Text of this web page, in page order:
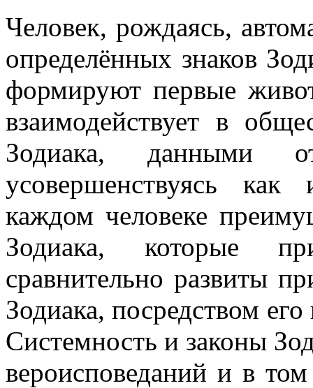
Человек, рождаясь,
определённых знаков
формируют первые
взаимодействует в
Зодиака, данными
усовершенствуясь
каждом человеке
Зодиака, которые
сравнительно развиты
Зодиака, посредством
Системность и законы
вероисповеданий и в